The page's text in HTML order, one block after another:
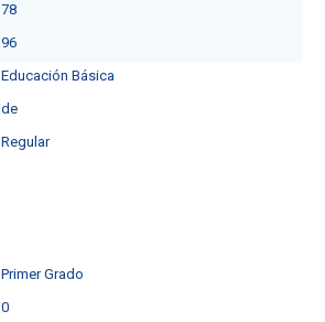
78
96
Educación Básica
de
Regular
Primer Grado
0